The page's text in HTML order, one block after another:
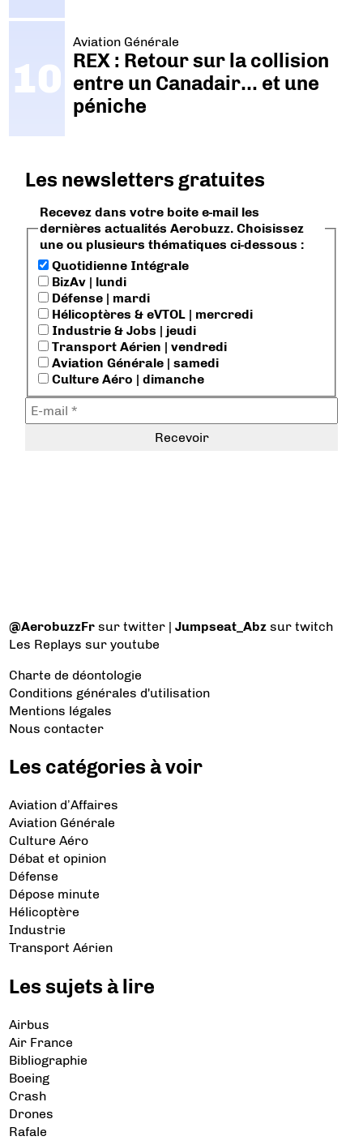
Aviation Générale
REX : Retour sur la collision
entre un Canadair… et une
péniche
Les newsletters gratuites
Recevez dans votre boite e-mail les
dernières actualités Aerobuzz. Choisissez
une ou plusieurs thématiques ci-dessous :
Quotidienne Intégrale
BizAv | lundi
Défense | mardi
Hélicoptères & eVTOL | mercredi
Industrie & Jobs | jeudi
Transport Aérien | vendredi
Aviation Générale | samedi
Culture Aéro | dimanche
@AerobuzzFr sur twitter |Jumpseat_Abz sur twitch
Les Replays sur youtube
Charte de déontologie
Conditions générales d'utilisation
Mentions légales
Nous contacter
Les catégories à voir
Aviation d’Affaires
Aviation Générale
Culture Aéro
Débat et opinion
Défense
Dépose minute
Hélicoptère
Industrie
Transport Aérien
Les sujets à lire
Airbus
Air France
Bibliographie
Boeing
Crash
Drones
Rafale